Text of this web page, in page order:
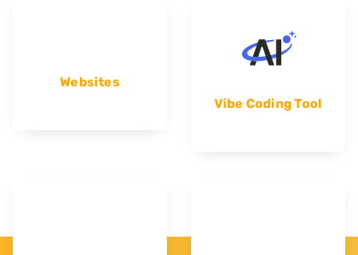
Websites
Vibe Coding Tool